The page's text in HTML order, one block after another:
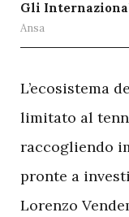
Gli
Ansa
L’ecosistema
limitato al
raccogliendo
pronte a
Lorenzo